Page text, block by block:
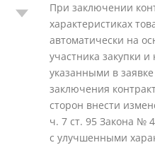
При заключении
характеристиках
автоматически на
участника закупки и
указанными в
заключения
сторон внести
ч. 7 ст. 95 Закона №
с улучшенными